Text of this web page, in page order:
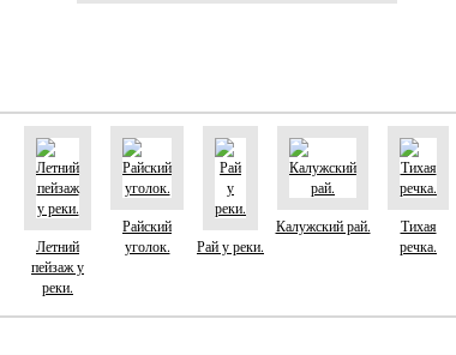
Летний
пейзаж у
реки.
Райский
уголок.
Рай у реки.
Калужский рай.
Тихая
речка.